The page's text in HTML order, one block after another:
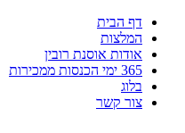
דף הבית
המלצות
אודות אוסנת רובין
365 ימי הכנסות ממכירות
בלוג
צור קשר